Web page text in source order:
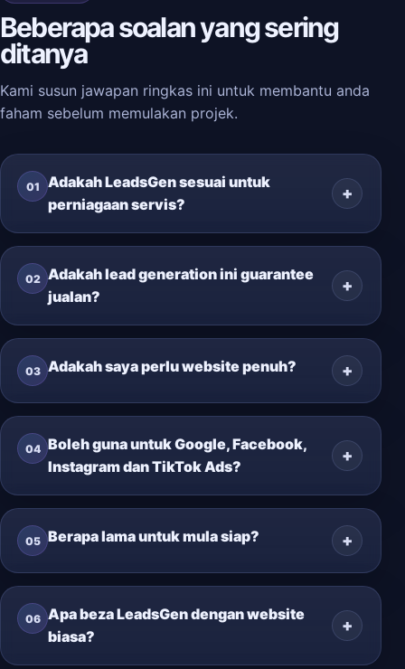
Beberapa soalan yang sering
ditanya
Kami susun jawapan ringkas ini untuk membantu anda
faham sebelum memulakan projek.
01
Adakah LeadsGen sesuai untuk
perniagaan servis?
02 Adakah lead generation ini guarantee
jualan?
03 Adakah saya perlu website penuh?
04 Boleh guna untuk Google, Facebook,
Instagram dan TikTok Ads?
05 Berapa lama untuk mula siap?
06 Apa beza LeadsGen dengan website
biasa?